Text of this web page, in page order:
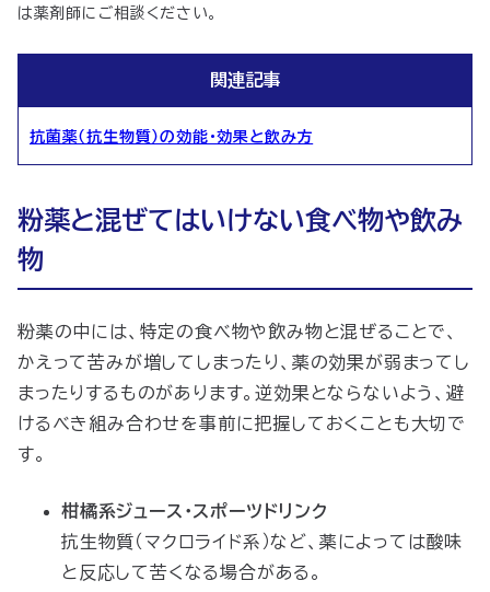
は薬剤師にご相談ください。
関連記事
抗菌薬（抗生物質）の効能・効果と飲み方
粉薬と混ぜてはいけない食べ物や飲み
物
粉薬の中には、特定の食べ物や飲み物と混ぜることで、
かえって苦みが増してしまったり、薬の効果が弱まってし
まったりするものがあります。逆効果とならないよう、避
けるべき組み合わせを事前に把握しておくことも大切で
す。
柑橘系ジュース・スポーツドリンク
抗生物質（マクロライド系）など、薬によっては酸味
と反応して苦くなる場合がある。